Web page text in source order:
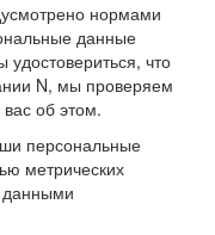
нормами
данные
удостовериться, что
N, мы проверяем
об этом.
персональные
метрических
данными